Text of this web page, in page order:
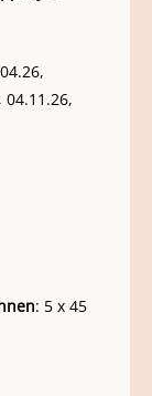
: 5 x 45